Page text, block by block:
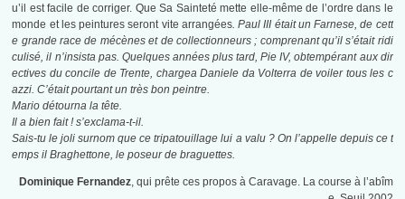
u’il est facile de corriger. Que Sa Sainteté mette elle-même de l’ordre dans le
monde et les peintures seront vite arrangées. Paul III était un Farnese, de cett
e grande race de mécènes et de collectionneurs ; comprenant qu’il s’était ridi
culisé, il n’insista pas. Quelques années plus tard, Pie IV, obtempérant aux dir
ectives du concile de Trente, chargea Daniele da Volterra de voiler tous les c
azzi.C’était pourtant un très bon peintre.
Mario détourna la tête.
Il a bien fait ! s’exclama-t-il.
Sais-tu le joli surnom que ce tripatouillage lui a valu ? On l’appelle depuis ce t
empsil Braghettone,le poseur de braguettes.
Dominique Fernandez, qui prête ces propos à Caravage. La course à l’abîm